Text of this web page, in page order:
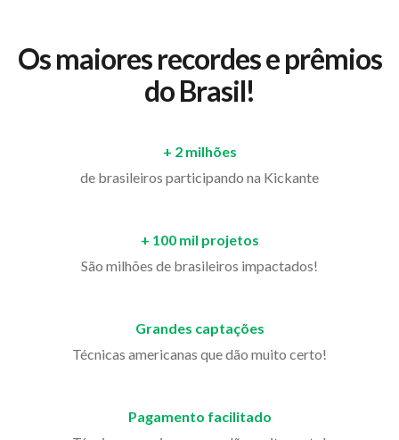
Os maiores recordes e prêmios
do Brasil!
+ 2 milhões
de brasileiros participando na Kickante
+ 100 mil projetos
São milhões de brasileiros impactados!
Grandes captações
Técnicas americanas que dão muito certo!
Pagamento facilitado